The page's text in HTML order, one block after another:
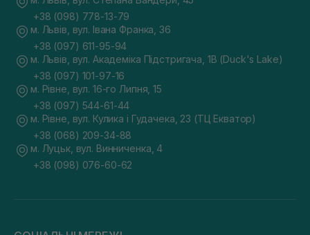
+38 (098) 778-13-79
м. Львів, вул. Івана Франка, 36
+38 (097) 611-95-94
м. Львів, вул. Академіка Підстригача, 1В (Duck's Lake)
+38 (097) 101-97-16
м. Рівне, вул. 16-го Липня, 15
+38 (097) 544-61-44
м. Рівне, вул. Кулика і Гудачека, 23 (ТЦ Екватор)
+38 (068) 209-34-88
м. Луцьк, вул. Винниченка, 4
+38 (098) 076-60-62